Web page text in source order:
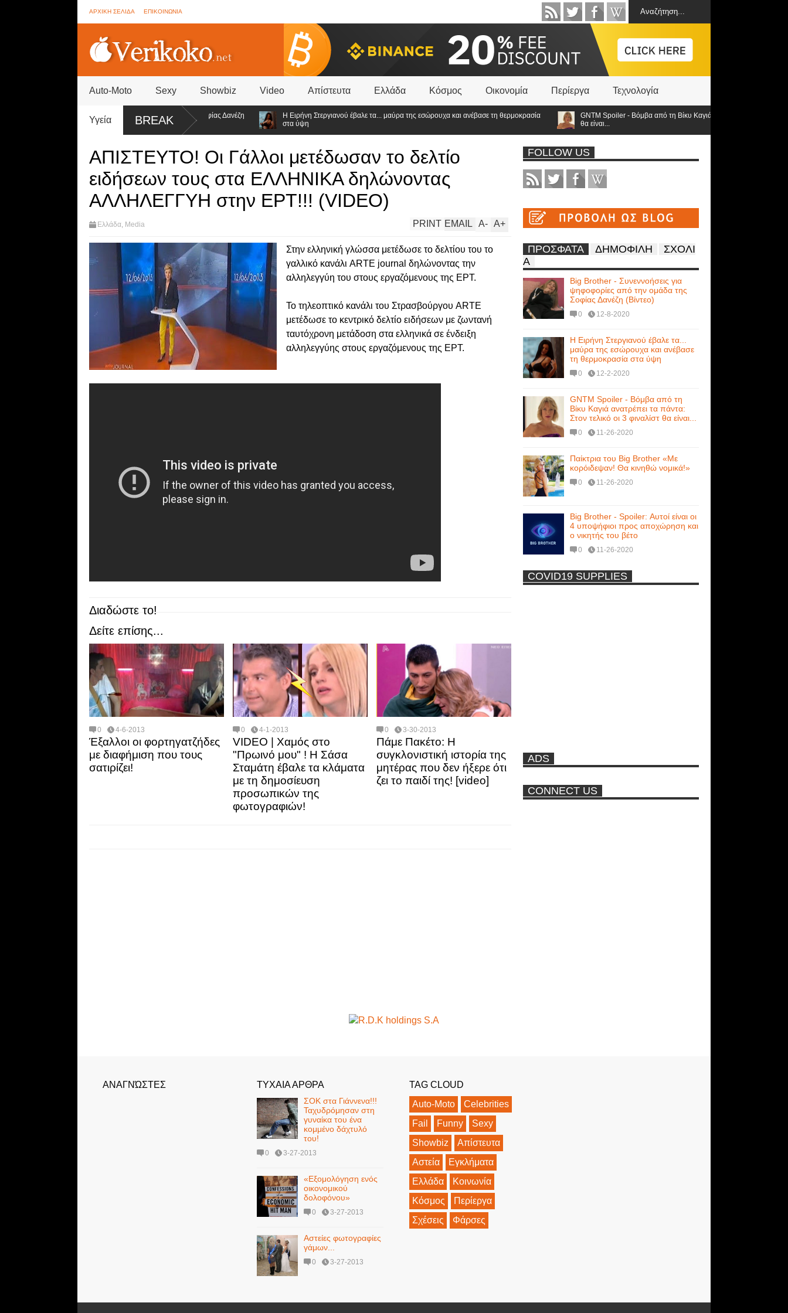
ΑΡΧΙΚΗ ΣΕΛΙΔΑ ΕΠΙΚΟΙΝΩΝΙΑ
Auto-Moto Sexy Showbiz Video Απίστευτα Ελλάδα Κόσμος Οικονομία Περίεργα Τεχνολογία
Υγεία BREAK
- Συνεννοήσεις για ψηφοφορίες από την ομάδα της Σοφίας Δανέζη
Η Ειρήνη Στεργιανού έβαλε τα... μαύρα της εσώρουχα και ανέβασε τη θερμοκρασία
στα ύψη
GNTM Spoiler - Βόμβα από τη Βίκυ Καγιά ανατρέπει τα πάντα: Στον
θα είναι...
ΑΠΙΣΤΕΥΤΟ! Οι Γάλλοι μετέδωσαν το δελτίο
ειδήσεων τους στα ΕΛΛΗΝΙΚΑ δηλώνοντας
ΑΛΛΗΛΕΓΓΥΗ στην ΕΡΤ!!! (VIDEO)
Ελλάδα Media A+
A-
EMAIL
PRINT
Στην ελληνική γλώσσα μετέδωσε το δελτίου του το
γαλλικό κανάλι ARTE journal δηλώνοντας την
αλληλεγγύη του στους εργαζόμενους της ΕΡΤ.
Το τηλεοπτικό κανάλι του Στρασβούργου ARTE
μετέδωσε το κεντρικό δελτίο ειδήσεων με ζωντανή
ταυτόχρονη μετάδοση στα ελληνικά σε ένδειξη
αλληλεγγύης στους εργαζόμενους της ΕΡΤ.
Διαδώστε το!
Δείτε επίσης...
0 4-6-2013
Έξαλλοι οι φορτηγατζήδες
με διαφήμιση που τους
σατιρίζει!
0 4-1-2013
VIDEO | Χαμός στο
"Πρωινό μου" ! Η Σάσα
Σταμάτη έβαλε τα κλάματα
με τη δημοσίευση
προσωπικών της
φωτογραφιών!
0 3-30-2013
Πάμε Πακέτο: Η
συγκλονιστική ιστορία της
μητέρας που δεν ήξερε ότι
ζει το παιδί της! [video]
FOLLOW US
ΠΡΟΣΦΑΤΑ ΔΗΜΟΦΙΛΗ
ΣΧΟΛΙ
Α
Big Brother - Συνεννοήσεις για
ψηφοφορίες από την ομάδα της
Σοφίας Δανέζη (Βίντεο)
0 12-8-2020
Η Ειρήνη Στεργιανού έβαλε τα...
μαύρα της εσώρουχα και ανέβασε
τη θερμοκρασία στα ύψη
0 12-2-2020
GNTM Spoiler - Βόμβα από τη
Βίκυ Καγιά ανατρέπει τα πάντα:
Στον τελικό οι 3 φιναλίστ θα είναι...
0 11-26-2020
Παίκτρια του Big Brother «Με
κορόιδεψαν! Θα κινηθώ νομικά!»
0 11-26-2020
Big Brother - Spoiler: Αυτοί είναι οι
4 υποψήφιοι προς αποχώρηση και
ο νικητής του βέτο
0 11-26-2020
Η Εύα Λάσκαρη Γυμνή Στο
πισίνα
-
COVID19 SUPPLIES
ADS
CONNECT US
ΑΝΑΓΝΏΣΤΕΣ ΤΥΧΑΙΑ ΑΡΘΡΑ
ΣΟΚ στα Γιάννενα!!!
Ταχυδρόμησαν στη
γυναίκα του ένα
κομμένο δάχτυλό
του!
0 3-27-2013
«Εξομολόγηση ενός
οικονομικού
δολοφόνου»
0 3-27-2013
Αστείες φωτογραφίες
γάμων...
0 3-27-2013
TAG CLOUD
Auto-Moto
Celebrities
Fail
Funny
Sexy
Showbiz
Απίστευτα
Αστεία
Εγκλήματα
Ελλάδα
Κοινωνία
Κόσμος
Περίεργα
Σχέσεις
Φάρσες